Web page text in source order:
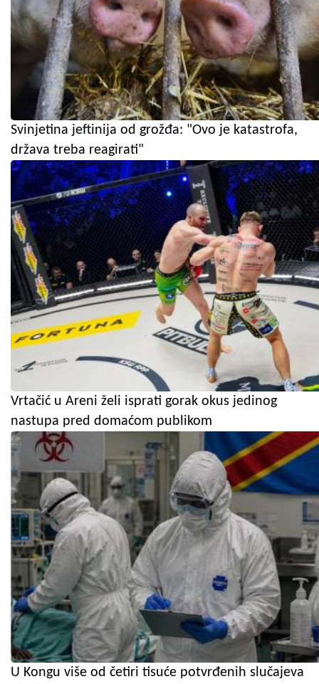
Svinjetina jeftinija od grožđa: "Ovo je katastrofa,
država treba reagirati"
Vrtačić u Areni želi isprati gorak okus jedinog
nastupa pred domaćom publikom
U Kongu više od četiri tisuće potvrđenih slučajeva